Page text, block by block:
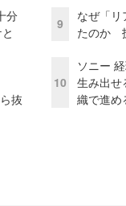
分
抜
9
なぜ「リ
たのか
10
ソニー
生み出せ
織で進め